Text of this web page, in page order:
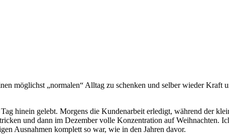
möglichst „normalen“ Alltag zu schenken und selber wieder Kraft
hinein gelebt. Morgens die Kundenarbeit erledigt, während der
und dann im Dezember volle Konzentration auf Weihnachten.
Ausnahmen komplett so war, wie in den Jahren davor.